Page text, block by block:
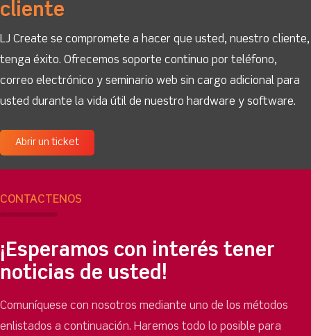
cliente
LJ Create se compromete a hacer que usted, nuestro cliente,
tenga éxito. Ofrecemos soporte continuo por teléfono,
correo electrónico y seminario web sin cargo adicional para
usted durante la vida útil de nuestro hardware y software.
Abrir un ticket
CONTÁCTENOS
¡Esperamos con interés tener
noticias de usted!
Comuníquese con nosotros mediante uno de los métodos
enlistados a continuación. Haremos todo lo posible para